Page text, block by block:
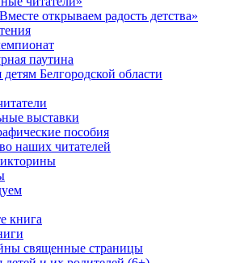
открываем радость детства»
паутина
Белгородской области
выставки
пособия
наших читателей
книга
священные страницы